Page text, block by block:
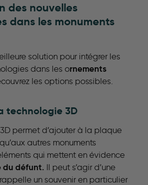
des nouvelles
dans les monuments
solution pour intégrer les
dans les ornements
les options possibles.
technologie 3D
permet d’ajouter à la plaque
autres monuments
qui mettent en évidence
du défunt. Il peut s’agir d’une
un souvenir en particulier